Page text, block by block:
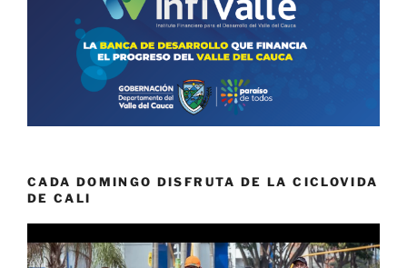
CADA DOMINGO DISFRUTA DE LA CICLOVIDA
DE CALI
de